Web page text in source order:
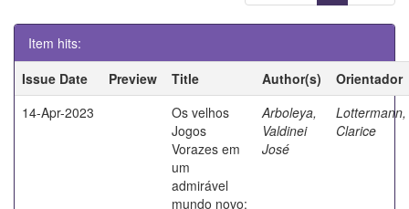
Item hits:
Issue Date
Preview Title Author(s)
Orientador
14-Apr-2023
Os velhos
Jogos
Vorazes em
um
admirável
mundo novo:
Arboleya,
Valdinei
José
Lottermann,
Clarice